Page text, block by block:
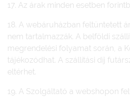
17. Az árak minden esetben
18. A webáruházban feltüntetett
nem tartalmazzák. A belföldi
megrendelési folyamat során, a
tájékozódhat. A szállítási díj
eltérhet.
19. A Szolgáltató a webshopon